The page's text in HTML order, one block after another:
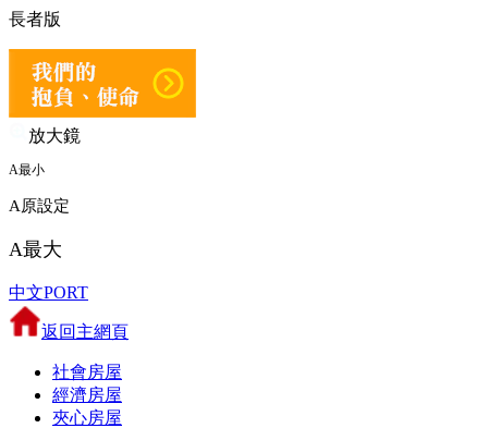
長者版
放大鏡
A最小
A原設定
A最大
中文PORT
返回主網頁
社會房屋
經濟房屋
夾心房屋